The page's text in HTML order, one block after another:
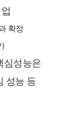
심성능은
성능 등